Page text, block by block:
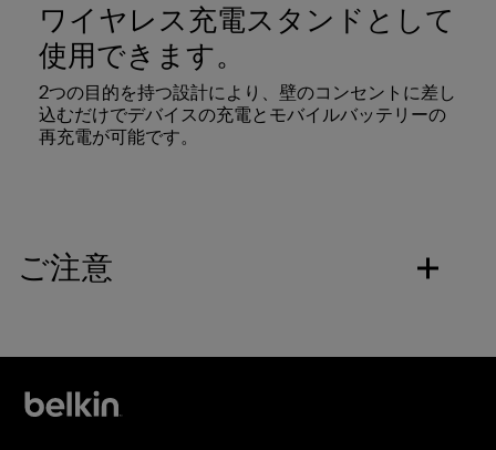
ワイヤレス充電スタンドとして
使用できます。
2つの目的を持つ設計により、壁のコンセントに差し
込むだけでデバイスの充電とモバイルバッテリーの
再充電が可能です。
ご注意